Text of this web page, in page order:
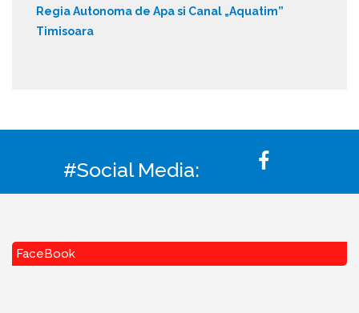
Regia Autonoma de Apa si Canal „Aquatim”
Timisoara
#Social Media:
FaceBook